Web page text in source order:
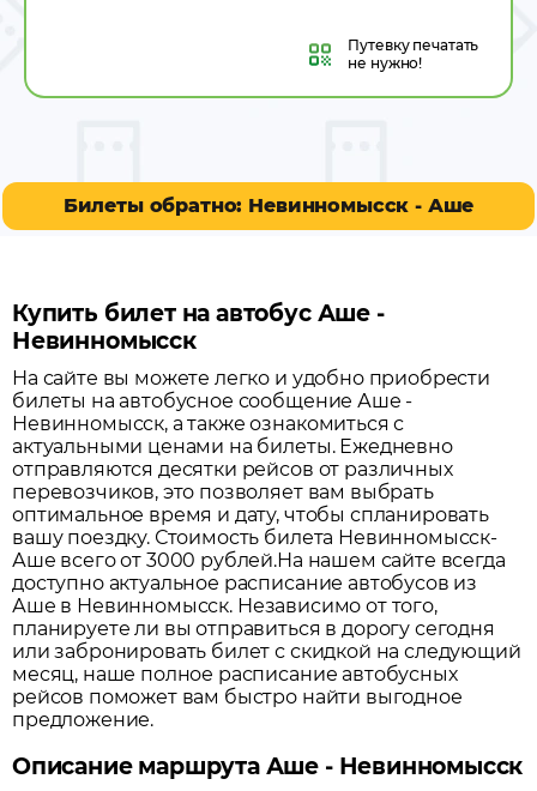
Путевкупечатать
не нужно!
Билеты обратно: Невинномысск - Аше
Купить билет на автобус Аше -
Невинномысск
На сайте вы можете легко и удобно приобрести
билеты на автобусное сообщениеАше -
Невинномысск, а также ознакомиться с
актуальными ценами на билеты. Ежедневно
отправляются десятки рейсов от различных
перевозчиков, это позволяет вам выбрать
оптимальное время и дату, чтобы спланировать
вашу поездку. Стоимость билета Невинномысск-
Аше всего от 3000 рублей.На нашем сайте всегда
доступно актуальное расписание автобусов из
Аше в Невинномысск. Независимо от того,
планируете ли вы отправиться в дорогу сегодня
или забронировать билет с скидкой на следующий
месяц, наше полное расписание автобусных
рейсов поможет вам быстро найти выгодное
предложение.
Описание маршрута Аше - Невинномысск